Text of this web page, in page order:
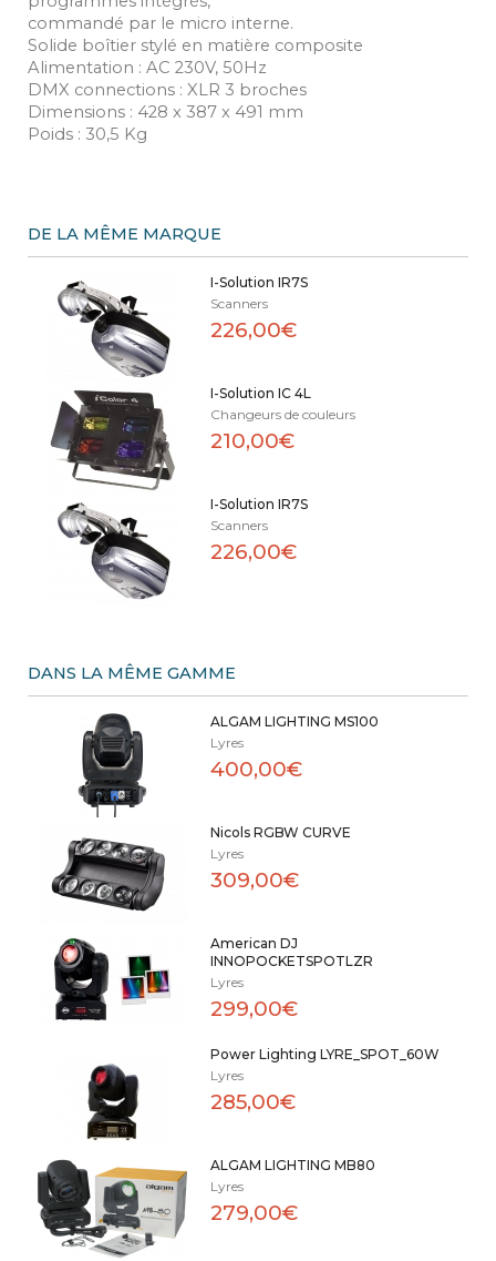
commandé par le micro interne.
Solide boîtier stylé en matière composite
Alimentation : AC 230V, 50Hz
DMX connections : XLR 3 broches
Dimensions : 428 x 387 x 491 mm
Poids : 30,5 Kg
DE LA MÊME MARQUE
I-Solution IR7S
Scanners
226,00€
I-Solution IC 4L
Changeurs de couleurs
210,00€
I-Solution IR7S
Scanners
226,00€
DANS LA MÊME GAMME
ALGAM LIGHTING MS100
Lyres
400,00€
Nicols RGBW CURVE
Lyres
309,00€
American DJ
INNOPOCKETSPOTLZR
Lyres
299,00€
Power Lighting LYRE_SPOT_60W
Lyres
285,00€
ALGAM LIGHTING MB80
Lyres
279,00€